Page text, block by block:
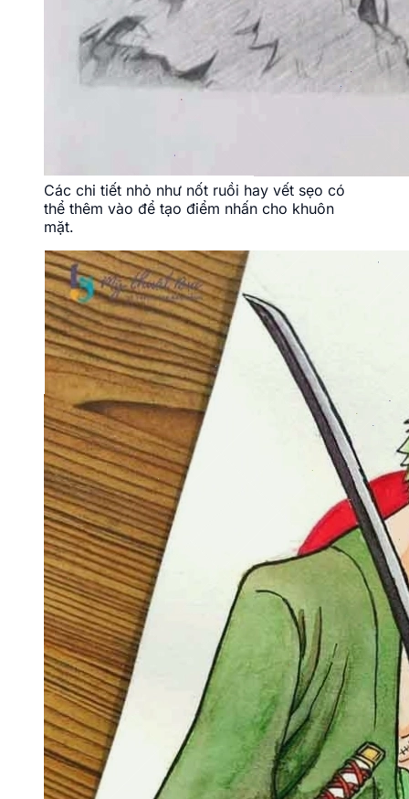
Các chi tiết nhỏ như nốt ruồi hay vết sẹo có
thể thêm vào để tạo điểm nhấn cho khuôn
mặt.